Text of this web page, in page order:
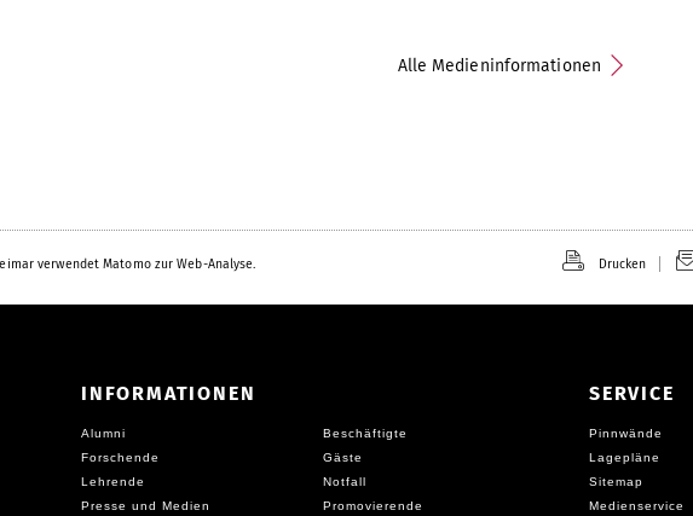
Alle Medieninformationen
verwendet Matomo zur Web-Analyse. Drucken
INFORMATIONEN
Alumni
Beschäftigte
Forschende
Gäste
Lehrende
Notfall
Presse und Medien
Promovierende
SERVICE
Pinnwände
Lagepläne
Sitemap
Medienservice